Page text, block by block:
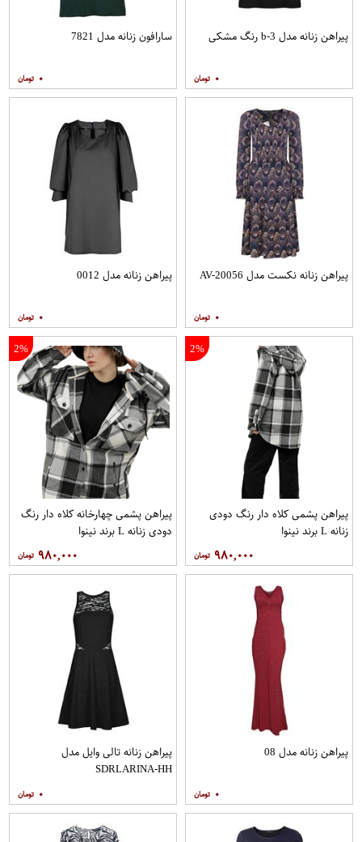
پیراهن زنانه مدل b-3 رنگ مشکی
۰
سارافون زنانه مدل 7821
۰
پیراهن زنانه نکست مدل AV-20056
۰
پیراهن زنانه مدل 0012
۰
2%
پیراهن پشمی کلاه دار رنگ دودی
زنانه L برند نینوا
۹۸۰,۰۰۰
2%
پیراهن پشمی چهارخانه کلاه دار رنگ
دودی زنانه L برند نینوا
۹۸۰,۰۰۰
پیراهن زنانه مدل 08
۰
پیراهن زنانه تالی وایل مدل
SDRLARINA-HH
۰